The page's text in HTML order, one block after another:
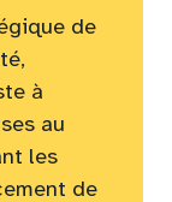
de
à
au
les
de